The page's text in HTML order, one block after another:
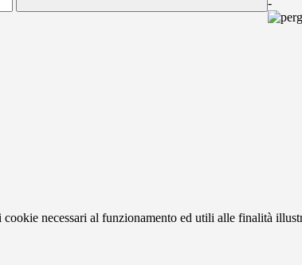
-
necessari al funzionamento ed utili alle finalità